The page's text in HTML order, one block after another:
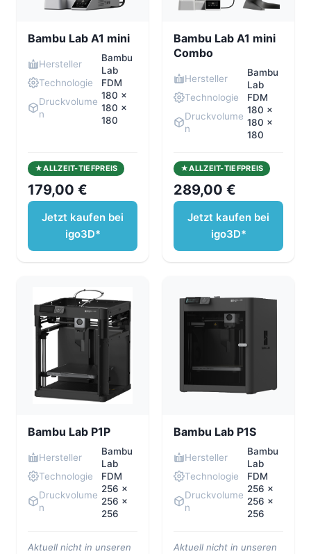
Bambu Lab A1 mini
Hersteller
Bambu
Lab
Technologie
FDM
Druckvolume
n
180 ×
180 ×
180
ALLZEIT-TIEFPREIS
179,00 €
Jetzt kaufen bei
igo3D*
Bambu Lab A1 mini
Combo
Hersteller
Bambu
Lab
Technologie
FDM
Druckvolume
n
180 ×
180 ×
180
ALLZEIT-TIEFPREIS
289,00 €
Jetzt kaufen bei
igo3D*
Bambu Lab P1P
Hersteller
Bambu
Lab
Technologie
FDM
Druckvolume
n
256 ×
256 ×
256
Aktuell nicht in unseren
Bambu Lab P1S
Hersteller
Bambu
Lab
Technologie
FDM
Druckvolume
n
256 x
256 x
256
Aktuell nicht in unseren